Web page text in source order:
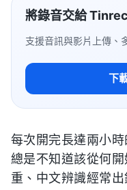
將錄音交給
支援音訊與影片上傳、
下
每次開完長達兩小時
總是不知道該從何
重、中文辨識經常